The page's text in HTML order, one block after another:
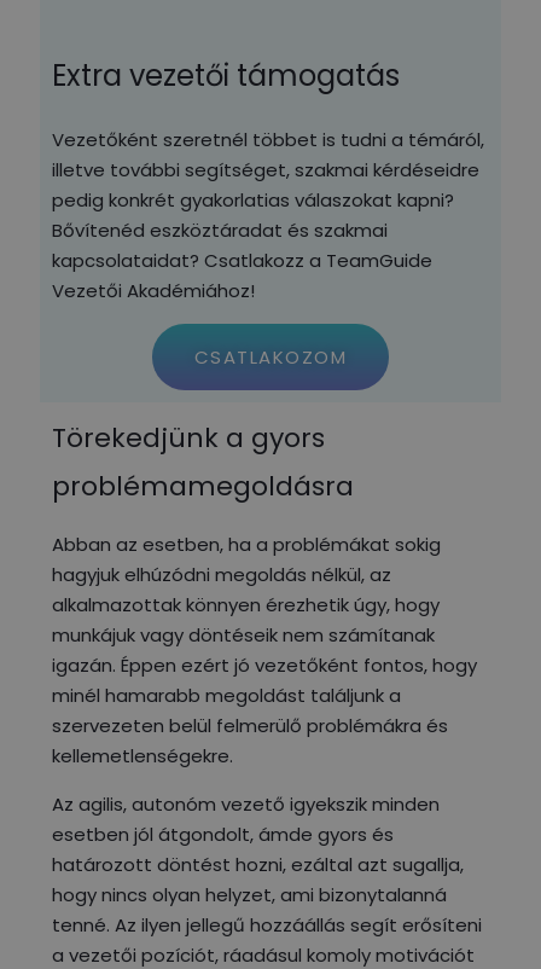
Extra vezetői támogatás
Vezetőként szeretnél többet is tudni a témáról,
illetve további segítséget, szakmai kérdéseidre
pedig konkrét gyakorlatias válaszokat kapni?
Bővítenéd eszköztáradat és szakmai
kapcsolataidat? Csatlakozz a TeamGuide
Vezetői Akadémiához!
CSATLAKOZOM
Törekedjünk a gyors
problémamegoldásra
Abban az esetben, ha a problémákat sokig
hagyjuk elhúzódni megoldás nélkül, az
alkalmazottak könnyen érezhetik úgy, hogy
munkájuk vagy döntéseik nem számítanak
igazán. Éppen ezért jó vezetőként fontos, hogy
minél hamarabb megoldást találjunk a
szervezeten belül felmerülő problémákra és
kellemetlenségekre.
Az agilis, autonóm vezető igyekszik minden
esetben jól átgondolt, ámde gyors és
határozott döntést hozni, ezáltal azt sugallja,
hogy nincs olyan helyzet, ami bizonytalanná
tenné. Az ilyen jellegű hozzáállás segít erősíteni
a vezetői pozíciót, ráadásul komoly motivációt